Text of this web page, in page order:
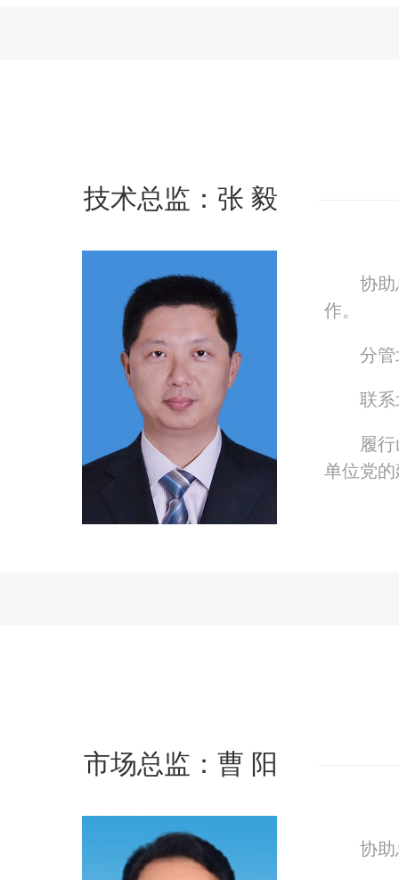
技术总监：张 毅
协
作。
分
联
履
单位党的
市场总监：曹 阳
协